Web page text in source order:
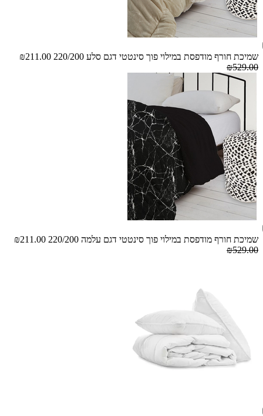
שמיכת חורף מודפסת במילוי פוך סינטטי דגם סלע 220/200
₪211.00
₪529.00
שמיכת חורף מודפסת במילוי פוך סינטטי דגם עלמה 220/200
₪211.00
₪529.00